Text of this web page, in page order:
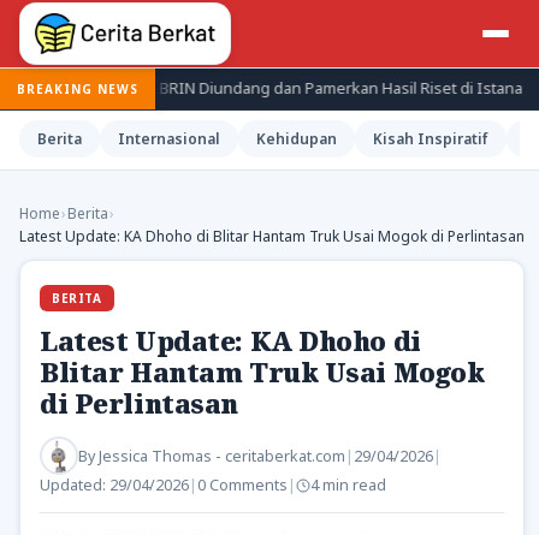
BREAKING NEWS
Periset BRIN Diundang dan Pamerkan Hasil Riset di Istana
Berita Internasional Kehidupan Kisah Inspiratif
Home›Berita›
Latest Update: KA Dhoho di Blitar Hantam Truk Usai Mogok di Perlintasan
BERITA
Latest Update: KA Dhoho di
Blitar Hantam Truk Usai Mogok
di Perlintasan
ByJessica Thomas - ceritaberkat.com | 29/04/2026|
Updated: 29/04/2026| 0 Comments | 4 min read